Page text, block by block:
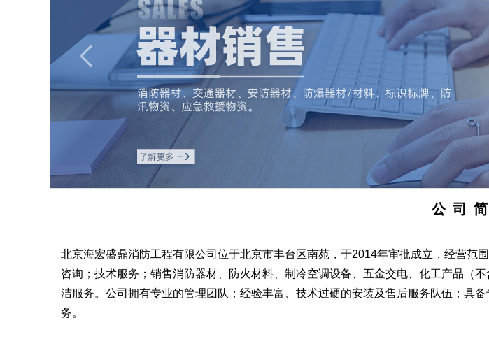
公 司
北京海宏盛鼎消防工程有限公司位于北京市丰台区南苑，于2014年审批成立，经营范
咨询；技术服务；销售消防器材、防火材料、制冷空调设备、五金交电、化工产品（
洁服务。公司拥有专业的管理团队；经验丰富、技术过硬的安装及售后服务队伍；具
务。